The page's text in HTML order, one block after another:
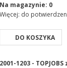
Na magazynie: 0
Więcej: do
DO KOSZYKA
2001-1203 -